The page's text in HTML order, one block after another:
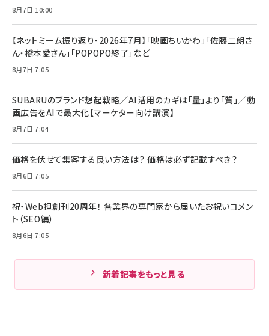
8月7日 10:00
【ネットミーム振り返り・2026年7月】「映画ちいかわ」「佐藤二朗さ
ん・橋本愛さん」「POPOPO終了」など
8月7日 7:05
SUBARUのブランド想起戦略／AI活用のカギは「量」より「質」／動
画広告をAIで最大化【マーケター向け講演】
8月7日 7:04
価格を伏せて集客する良い方法は？ 価格は必ず記載すべき？
8月6日 7:05
祝・Web担創刊20周年！ 各業界の専門家から届いたお祝いコメン
ト（SEO編）
8月6日 7:05
新着記事をもっと見る